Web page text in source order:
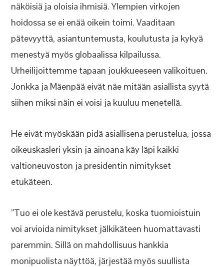
näköisiä ja oloisia ihmisiä. Ylempien virkojen
hoidossa se ei enää oikein toimi. Vaaditaan
pätevyyttä, asiantuntemusta, koulutusta ja kykyä
menestyä myös globaalissa kilpailussa.
Urheilijoittemme tapaan joukkueeseen valikoituen.
Jonkka ja Mäenpää eivät näe mitään asiallista syytä
siihen miksi näin ei voisi ja kuuluu menetellä.
He eivät myöskään pidä asiallisena perustelua, jossa
oikeuskasleri yksin ja ainoana käy läpi kaikki
valtioneuvoston ja presidentin nimitykset
etukäteen.
”Tuo ei ole kestävä perustelu, koska tuomioistuin
voi arvioida nimitykset jälkikäteen huomattavasti
paremmin. Sillä on mahdollisuus hankkia
monipuolista näyttöä, järjestää myös suullista